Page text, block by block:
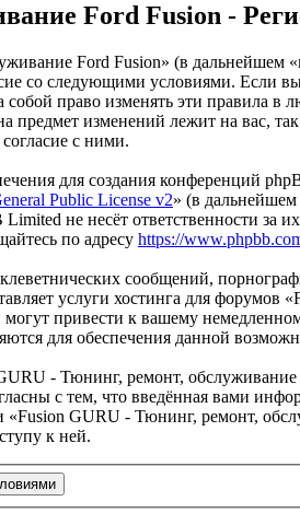
Ford Fusion -
Ford Fusion» (в
со следующими условиями. Если
право изменять эти правила в
предмет изменений лежит на вас,
с ними.
для создания конференций
Public License v2» (в
не несёт ответственности за
по адресу https://
сообщений,
услуги хостинга для
привести к вашему
для обеспечения данной
- Тюнинг, ремонт,
с тем, что введённая вами
GURU - Тюнинг, ремонт,
к ней.